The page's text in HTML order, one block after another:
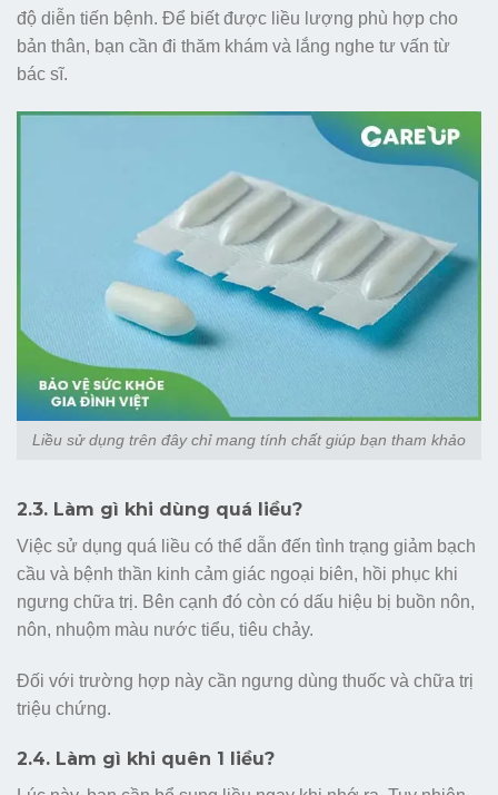
độ diễn tiến bệnh. Để biết được liều lượng phù hợp cho
bản thân, bạn cần đi thăm khám và lắng nghe tư vấn từ
bác sĩ.
Liều sử dụng trên đây chỉ mang tính chất giúp bạn tham khảo
2.3. Làm gì khi dùng quá liều?
Việc sử dụng quá liều có thể dẫn đến tình trạng giảm bạch
cầu và bệnh thần kinh cảm giác ngoại biên, hồi phục khi
ngưng chữa trị. Bên cạnh đó còn có dấu hiệu bị buồn nôn,
nôn, nhuộm màu nước tiểu, tiêu chảy.
Đối với trường hợp này cần ngưng dùng thuốc và chữa trị
triệu chứng.
2.4. Làm gì khi quên 1 liều?